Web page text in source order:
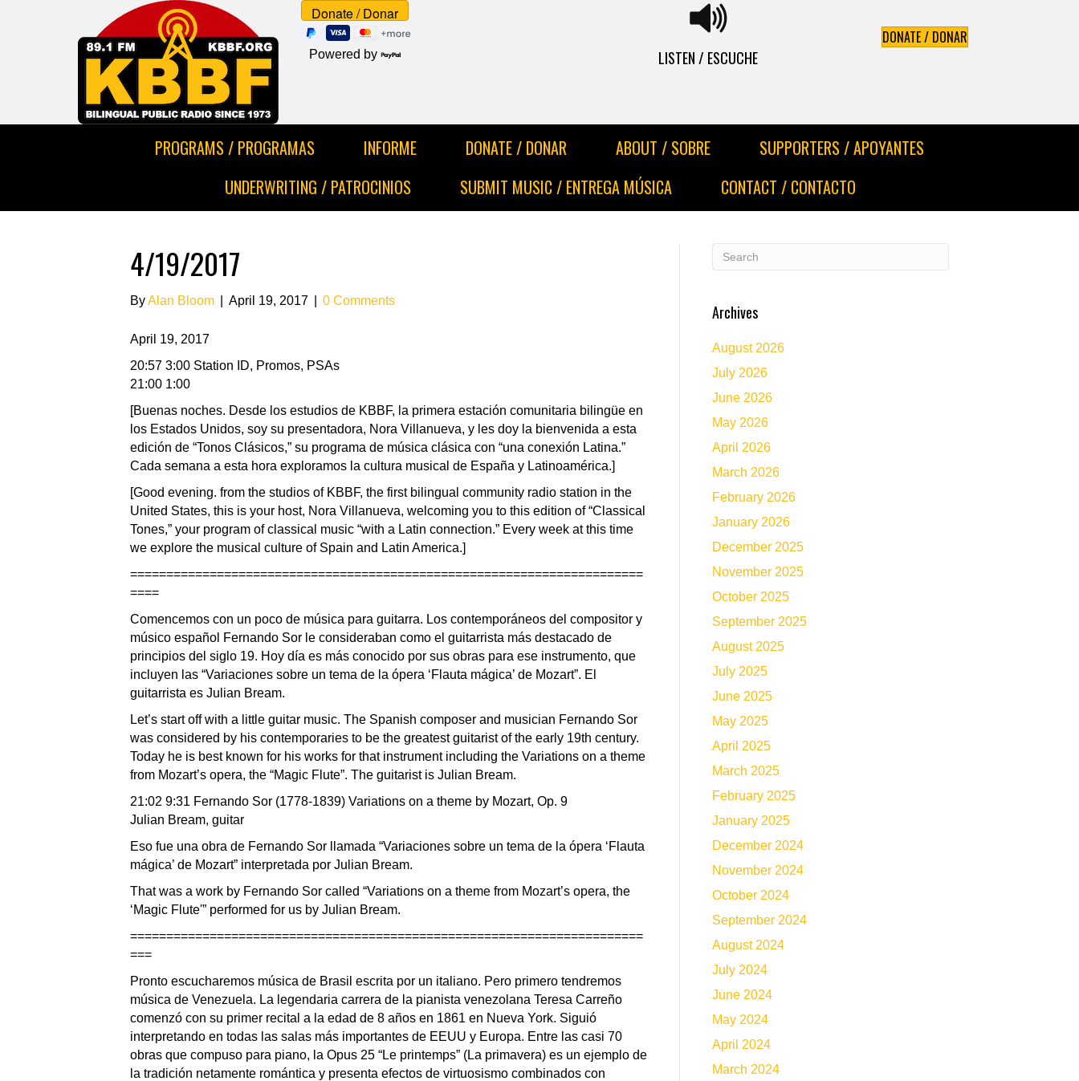
Powered by LISTEN / ESCUCHE
DONATE / DONAR
PROGRAMS / PROGRAMAS INFORME DONATE / DONAR ABOUT / SOBRE
SUPPORTERS / APOYANTES
UNDERWRITING / PATROCINIOS
SUBMIT MUSIC / ENTREGA MÚSICA CONTACT / CONTACTO
4/19/2017
ByAlan Bloom April 19, 2017 0 Comments
April 19, 2017
20:57 3:00 Station ID, Promos, PSAs
21:00 1:00
[Buenas noches. Desde los estudios de KBBF, la primera estación comunitaria bilingüe en
los Estados Unidos, soy su presentadora, Nora Villanueva, y les doy la bienvenida a esta
edición de “Tonos Clásicos,” su programa de música clásica con “una conexión Latina.”
Cada semana a esta hora exploramos la cultura musical de España y Latinoamérica.]
[Good evening. from the studios of KBBF, the first bilingual community radio station in the
United States, this is your host, Nora Villanueva, welcoming you to this edition of “Classical
Tones,” your program of classical music “with a Latin connection.” Every week at this time
we explore the musical culture of Spain and Latin America.]
=======================================================================
====
Comencemos con un poco de música para guitarra. Los contemporáneos del compositor y
músico español Fernando Sor le consideraban como el guitarrista más destacado de
principios del siglo 19. Hoy día es más conocido por sus obras para ese instrumento, que
incluyen las “Variaciones sobre un tema de la ópera ‘Flauta mágica’ de Mozart”. El
guitarrista es Julian Bream.
Let’s start off with a little guitar music. The Spanish composer and musician Fernando Sor
was considered by his contemporaries to be the greatest guitarist of the early 19th century.
Today he is best known for his works for that instrument including the Variations on a theme
from Mozart’s opera, the “Magic Flute”. The guitarist is Julian Bream.
21:02 9:31 Fernando Sor (1778-1839) Variations on a theme by Mozart, Op. 9
Julian Bream, guitar
Eso fue una obra de Fernando Sor llamada “Variaciones sobre un tema de la ópera ‘Flauta
mágica’ de Mozart” interpretada por Julian Bream.
That was a work by Fernando Sor called “Variations on a theme from Mozart’s opera, the
‘Magic Flute'” performed for us by Julian Bream.
=======================================================================
===
Pronto escucharemos música de Brasil escrita por un italiano. Pero primero tendremos
música de Venezuela. La legendaria carrera de la pianista venezolana Teresa Carreño
comenzó con su primer recital a la edad de 8 años en 1861 en Nueva York. Siguió
interpretando en todas las salas más importantes de EEUU y Europa. Entre las casi 70
obras que compuso para piano, la Opus 25 “Le printemps” (La primavera) es un ejemplo de
la tradición netamente romántica y presenta efectos de virtuosismo combinados con
Archives
August 2026
July 2026
June 2026
May 2026
April 2026
March 2026
February 2026
January 2026
December 2025
November 2025
October 2025
September 2025
August 2025
July 2025
June 2025
May 2025
April 2025
March 2025
February 2025
January 2025
December 2024
November 2024
October 2024
September 2024
August 2024
July 2024
June 2024
May 2024
April 2024
March 2024